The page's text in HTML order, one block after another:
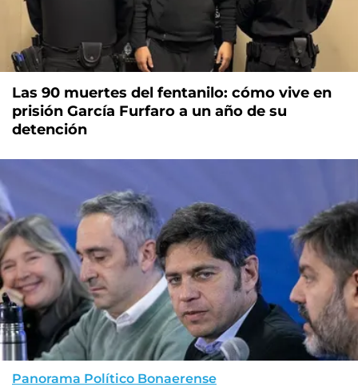
Las 90 muertes del fentanilo: cómo vive en
prisión García Furfaro a un año de su
detención
Panorama Político Bonaerense